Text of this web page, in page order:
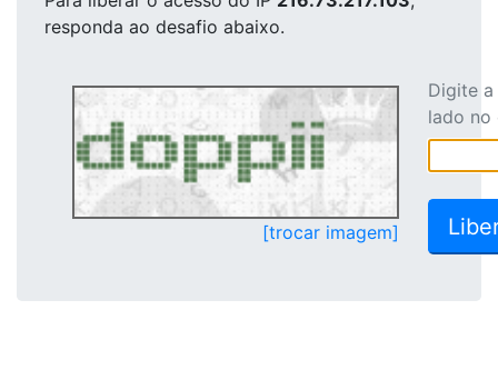
responda ao desafio abaixo.
[trocar imagem]
Digite
lado no